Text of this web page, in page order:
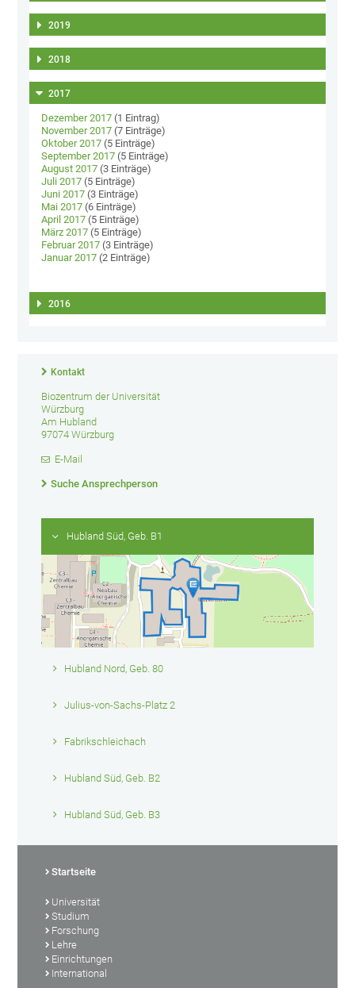
2019
2018
2017
Dezember 2017 (1 Eintrag)
November 2017 (7 Einträge)
Oktober 2017 (5 Einträge)
September 2017 (5 Einträge)
August 2017 (3 Einträge)
Juli 2017 (5 Einträge)
Juni 2017 (3 Einträge)
Mai 2017 (6 Einträge)
April 2017 (5 Einträge)
März 2017 (5 Einträge)
Februar 2017 (3 Einträge)
Januar 2017 (2 Einträge)
2016
Kontakt
Biozentrum der Universität
Würzburg
Am Hubland
97074 Würzburg
E-Mail
Suche Ansprechperson
Hubland Süd, Geb. B1
Hubland Nord, Geb. 80
Julius-von-Sachs-Platz 2
Fabrikschleichach
Hubland Süd, Geb. B2
Hubland Süd, Geb. B3
Startseite
Universität
Studium
Forschung
Lehre
Einrichtungen
International